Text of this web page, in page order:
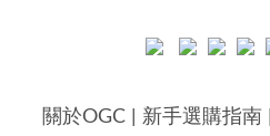
關於OGC 新手選購指南